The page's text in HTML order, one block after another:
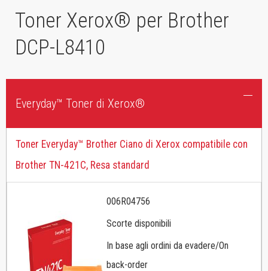
Toner Xerox® per Brother
DCP-L8410
Everyday™ Toner di Xerox®
Toner Everyday™ Brother Ciano di Xerox compatibile con
Brother TN-421C, Resa standard
006R04756
Scorte disponibili
In base agli ordini da evadere/On
back-order